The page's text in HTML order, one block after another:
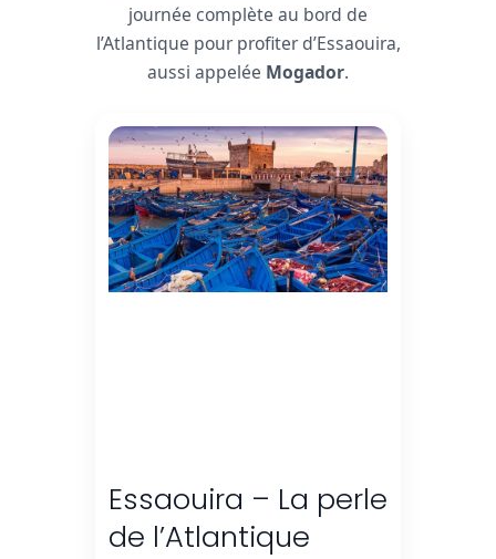
journée complète au bord de
l’Atlantique pour profiter d’Essaouira,
aussi appelée Mogador.
Essaouira – La perle
de l’Atlantique